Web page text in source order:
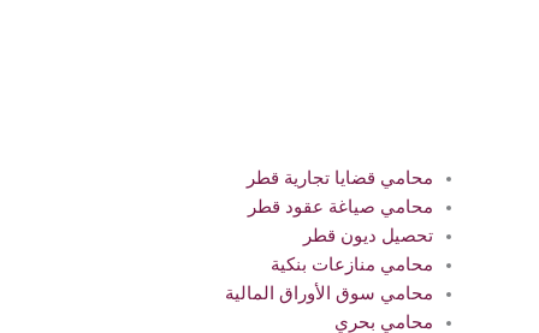
محامي قضايا تجارية قطر
محامي صياغة عقود قطر
تحصيل ديون قطر
محامي منازعات بنكية
محامي سوق الأوراق المالية
محامي بحري